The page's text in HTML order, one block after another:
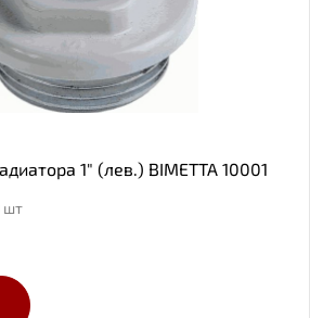
1" (лев.) BIMETTA 10001
шт